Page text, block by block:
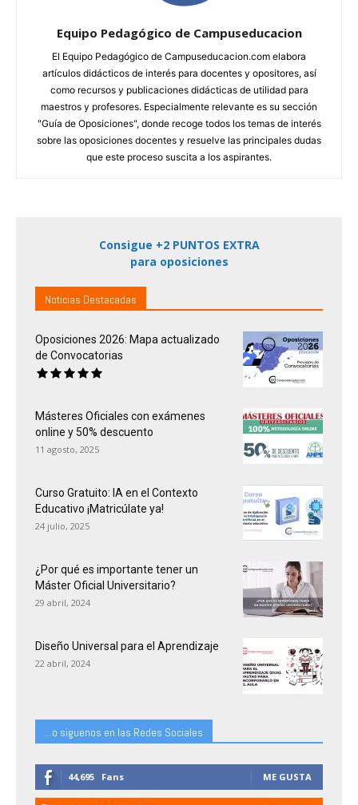
Equipo Pedagógico de Campuseducacion
El Equipo Pedagógico de Campuseducacion.com elabora
artículos didácticos de interés para docentes y opositores, así
como recursos y publicaciones didácticas de utilidad para
maestros y profesores. Especialmente relevante es su sección
"Guía de Oposiciones", donde recoge todos los temas de interés
sobre las oposiciones docentes y resuelve las principales dudas
que este proceso suscita a los aspirantes.
Consigue +2 PUNTOS EXTRA
para oposiciones
Noticias Destacadas
Oposiciones 2026: Mapa actualizado
de Convocatorias
Másteres Oficiales con exámenes
online y 50% descuento
11 agosto, 2025
Curso Gratuito: IA en el Contexto
Educativo ¡Matricúlate ya!
24 julio, 2025
¿Por qué es importante tener un
Máster Oficial Universitario?
29 abril, 2024
Diseño Universal para el Aprendizaje
22 abril, 2024
...o siguenos en las Redes Sociales
44,695 Fans ME GUSTA